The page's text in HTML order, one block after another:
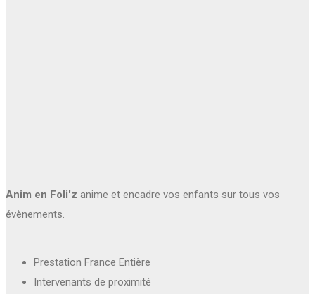
Anim en Foli'z anime et encadre vos enfants sur tous vos
évènements.
Prestation France Entière
Intervenants de proximité